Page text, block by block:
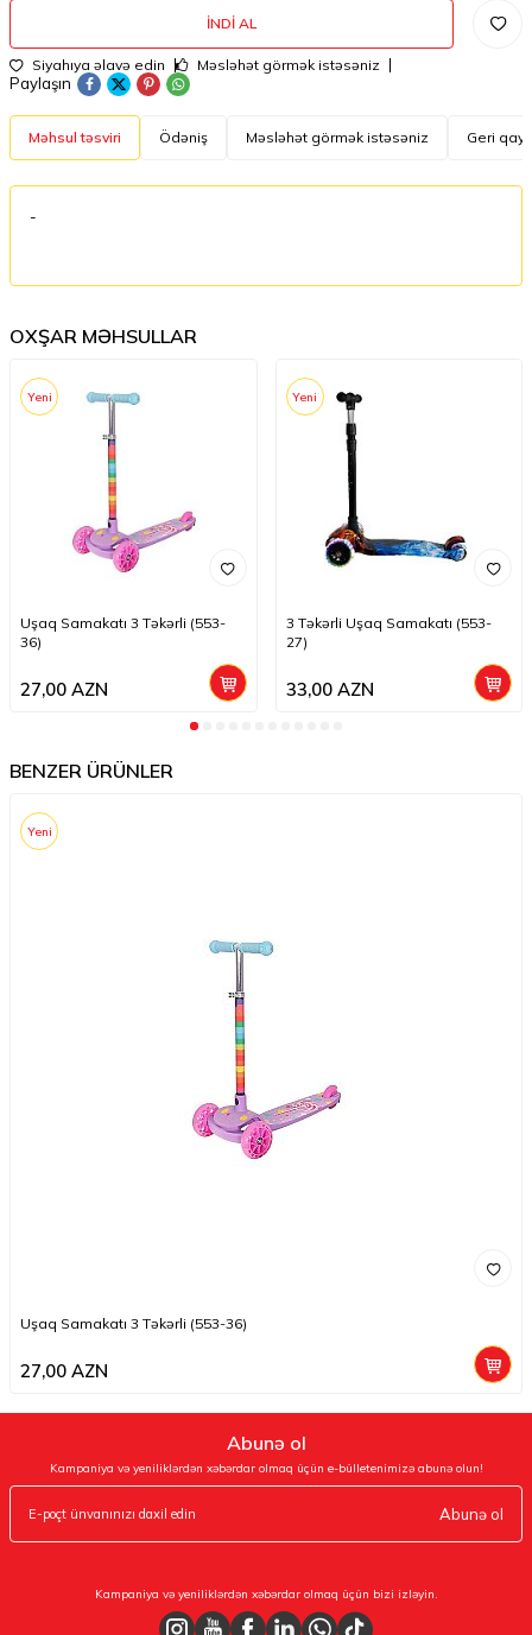
İNDI AL
Siyahıya əlavə edin Məsləhət görmək istəsəniz
Paylaşın
Məhsul təsviri Ödəniş Məsləhət görmək istəsəniz Geri
-
OXŞAR MƏHSULLAR
Yeni
Uşaq Samakatı 3 Təkərli (553-
36)
27,00 AZN
Yeni
3 Təkərli Uşaq Samakatı (553-
27)
33,00AZN
BENZER ÜRÜNLER
Yeni
Uşaq Samakatı 3 Təkərli (553-36)
27,00 AZN
Abunə ol
Kampaniya və yeniliklərdən xəbərdar olmaq üçün e-bülletenimizə abunə olun!
Abunə ol
Kampaniya və yeniliklərdən xəbərdar olmaq üçün bizi izləyin.